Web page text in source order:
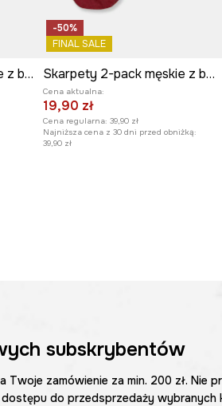
Skarpety 3-pack męskie z bawełną z motywem zwierzęcym
-50%
FINAL SALE
Skarpety 2-pack męskie z bawełną
Cena aktualna:
19,90 zł
Cena regularna: 39,90 zł
Najniższa cena z 30 dni przed obniżką:
39,90 zł
subskrybentów
zamówienie za min. 200 zł. Nie
do przedsprzedaży wybranych